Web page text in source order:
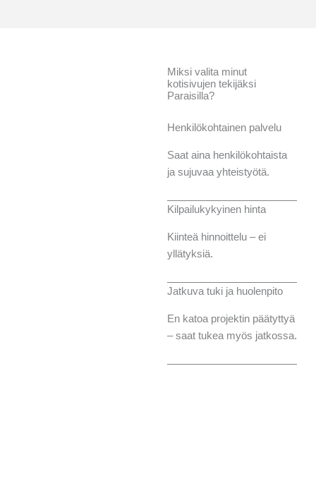
Miksi valita minut
kotisivujen tekijäksi
Paraisilla?
Henkilökohtainen palvelu
Saat aina henkilökohtaista
ja sujuvaa yhteistyötä.
Kilpailukykyinen hinta
Kiinteä hinnoittelu – ei
yllätyksiä.
Jatkuva tuki ja huolenpito
En katoa projektin päätyttyä
– saat tukea myös jatkossa.